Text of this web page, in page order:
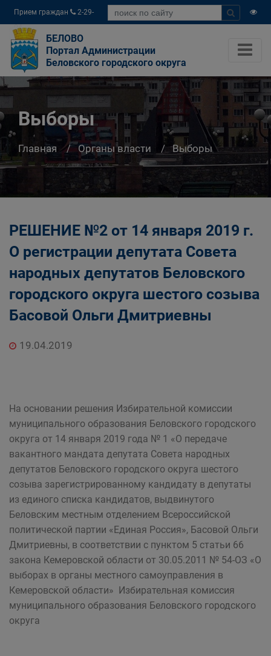
Прием граждан
2-29-
04
БЕЛОВО
Портал Администрации
Беловского городского округа
Выборы
Главная Органы власти Выборы
РЕШЕНИЕ №2 от 14 января 2019 г.
О регистрации депутата Совета
народных депутатов Беловского
городского округа шестого созыва
Басовой Ольги Дмитриевны
19.04.2019
На основании решения Избирательной комиссии
муниципального образования Беловского городского
округа от 14 января 2019 года № 1 «О передаче
вакантного мандата депутата Совета народных
депутатов Беловского городского округа шестого
созыва зарегистрированному кандидату в депутаты
из единого списка кандидатов, выдвинутого
Беловским местным отделением Всероссийской
политической партии «Единая Россия», Басовой Ольги
Дмитриевны, в соответствии с пунктом 5 статьи 66
закона Кемеровской области от 30.05.2011 № 54-ОЗ «О
выборах в органы местного самоуправления в
Кемеровской области» Избирательная комиссия
муниципального образования Беловского городского
округа